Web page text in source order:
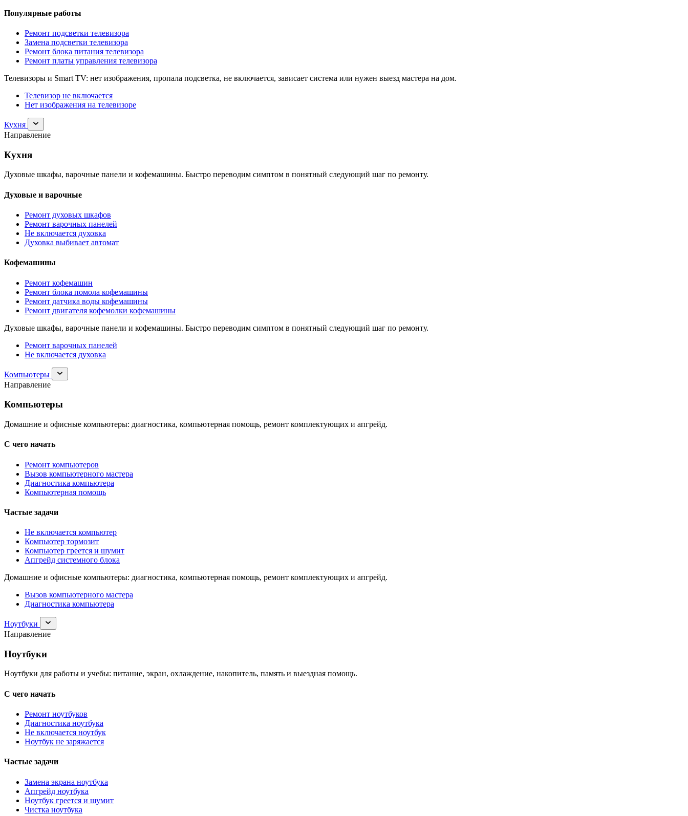
Популярные работы
Ремонт подсветки телевизора
Замена подсветки телевизора
Ремонт блока питания телевизора
Ремонт платы управления телевизора
Телевизоры и Smart TV: нет изображения, пропала подсветка, не включается, зависает система или нужен выезд мастера на дом.
Телевизор не включается
Нет изображения на телевизоре
Кухня
Раскрыть
раздел
Кухня
Направление
Кухня
Духовые шкафы, варочные панели и кофемашины. Быстро переводим симптом в понятный следующий шаг по ремонту.
Духовые и варочные
Ремонт духовых шкафов
Ремонт варочных панелей
Не включается духовка
Духовка выбивает автомат
Кофемашины
Ремонт кофемашин
Ремонт блока помола кофемашины
Ремонт датчика воды кофемашины
Ремонт двигателя кофемолки кофемашины
Духовые шкафы, варочные панели и кофемашины. Быстро переводим симптом в понятный следующий шаг по ремонту.
Ремонт варочных панелей
Не включается духовка
Компьютеры
Раскрыть
раздел
Направление
Компьютеры
Домашние и офисные компьютеры: диагностика, компьютерная помощь, ремонт комплектующих и апгрейд.
С чего начать
Ремонт компьютеров
Вызов компьютерного мастера
Диагностика компьютера
Компьютерная помощь
Частые задачи
Не включается компьютер
Компьютер тормозит
Компьютер греется и шумит
Апгрейд системного блока
Домашние и офисные компьютеры: диагностика, компьютерная помощь, ремонт комплектующих и апгрейд.
Вызов компьютерного мастера
Диагностика компьютера
Ноутбуки
Раскрыть
раздел
Ноутбуки
Направление
Ноутбуки
Ноутбуки для работы и учебы: питание, экран, охлаждение, накопитель, память и выездная помощь.
С чего начать
Ремонт ноутбуков
Диагностика ноутбука
Не включается ноутбук
Ноутбук не заряжается
Частые задачи
Замена экрана ноутбука
Апгрейд ноутбука
Ноутбук греется и шумит
Чистка ноутбука